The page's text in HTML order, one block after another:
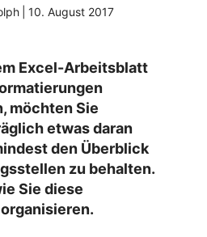
10. August 2017
Excel-Arbeitsblatt
möchten Sie
etwas daran
den Überblick
zu behalten.
Sie diese